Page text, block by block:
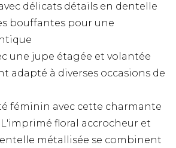
délicats détails en dentelle
bouffantes pour une
une jupe étagée et volantée
adapté à diverses occasions de
féminin avec cette charmante
floral accrocheur et
métallisée se combinent